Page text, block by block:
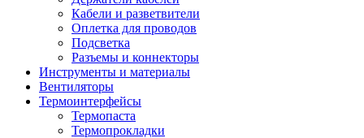
Кабели и разветвители
Оплетка для проводов
Подсветка
Разъемы и коннекторы
Инструменты и материалы
Вентиляторы
Термоинтерфейсы
Термопаста
Термопрокладки